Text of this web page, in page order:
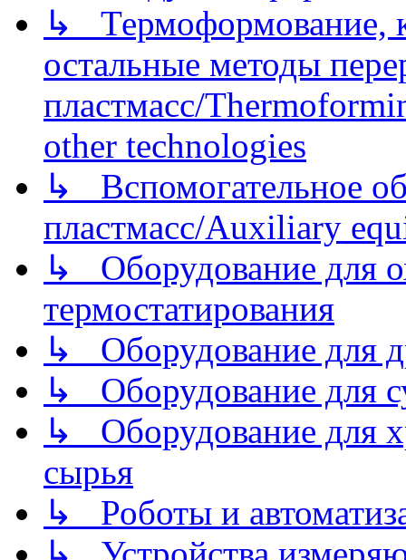
↳ Термоформование,
остальные методы
пластмасс/
other technologies
↳ Вспомогательное
пластмасс/Auxiliary
↳ Оборудование для
термостатирования
↳ Оборудование для
↳ Оборудование для
↳ Оборудование для
сырья
↳ Роботы и